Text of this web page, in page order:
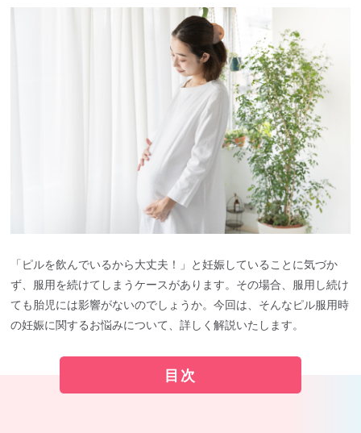
「ピルを飲んでいるから大丈夫！」と妊娠していることに気づか
ず、服用を続けてしまうケースがあります。その場合、服用し続け
ても胎児には影響がないのでしょうか。今回は、そんなピル服用時
の妊娠に関するお悩みについて、詳しく解説いたします。
目次